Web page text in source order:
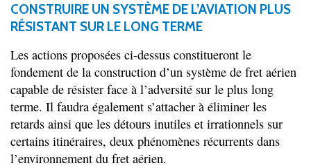
CONSTRUIRE UN SYSTÈME DE L’AVIATION PLUS
RÉSISTANT SUR LE LONG TERME
Les actions proposées ci-dessus constitueront le
fondement de la construction d’un système de fret aérien
capable de résister face à l’adversité sur le plus long
terme. Il faudra également s’attacher à éliminer les
retards ainsi que les détours inutiles et irrationnels sur
certains itinéraires, deux phénomènes récurrents dans
l’environnement du fret aérien.